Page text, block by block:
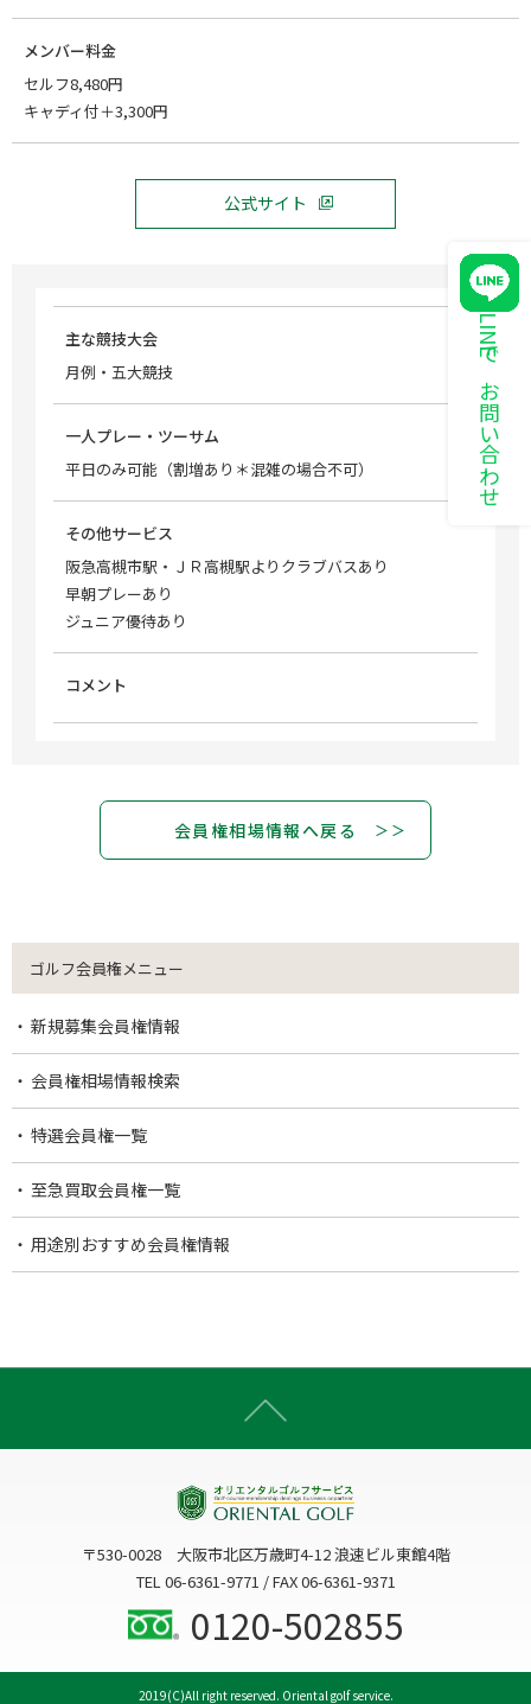
LINEでお問い合わせ
メンバー料金
セルフ8,480円
キャディ付＋3,300円
公式サイト
主な競技大会
月例・五大競技
一人プレー・ツーサム
平日のみ可能（割増あり＊混雑の場合不可）
その他サービス
阪急高槻市駅・ＪＲ高槻駅よりクラブバスあり
早朝プレーあり
ジュニア優待あり
コメント
会員権相場情報へ戻る
ゴルフ会員権メニュー
新規募集会員権情報
会員権相場情報検索
特選会員権一覧
至急買取会員権一覧
用途別おすすめ会員権情報
〒530-0028 大阪市北区万歳町4-12 浪速ビル東館4階
TEL 06-6361-9771 / FAX 06-6361-9371
0120-502855
2019(C)All right reserved. Oriental golf service.